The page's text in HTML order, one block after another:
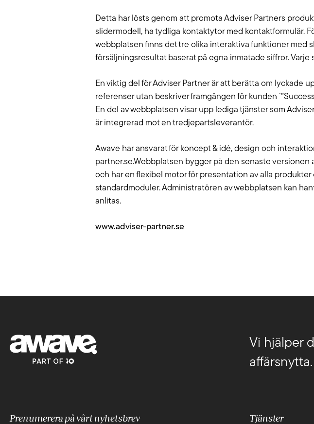
Chat GPT, Perplexity och AI
Läs mer
skräddarsyr tjänster efter dina behov.
Detta har lösts genom att promota Adviser Partners
slidermodell, ha tydliga kontaktytor med kontaktformulär.
webbplatsen finns det tre olika interaktiva funktioner med
försäljningsresultat baserat på egna inmatade siffror.
En viktig del för Adviser Partner är att berätta om lyckade
referenser utan beskriver framgången för kunden
En del av webbplatsen visar upp lediga tjänster som
är integrerad mot en tredjepartsleverantör.
Awave har ansvarat för koncept & idé, design och
partner.se.Webbplatsen bygger på den senaste
och har en flexibel motor för presentation av alla
standardmoduler. Administratören av webbplatsen kan
anlitas.
www.adviser-partner.se
Vi hjälper
affärsnytta.
Prenumerera på vårt nyhetsbrev Tjänster